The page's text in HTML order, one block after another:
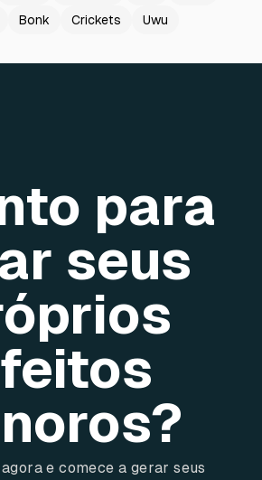
Bonk Crickets Uwu
para
seus
e comece a gerar seus